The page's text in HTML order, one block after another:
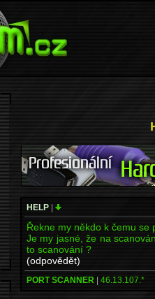
HELP |
Řekne my někdo k čemu se
Je my jasné, že na
to scanování ?
(odpovědět)
PORT SCANNER | 46.13.107.*